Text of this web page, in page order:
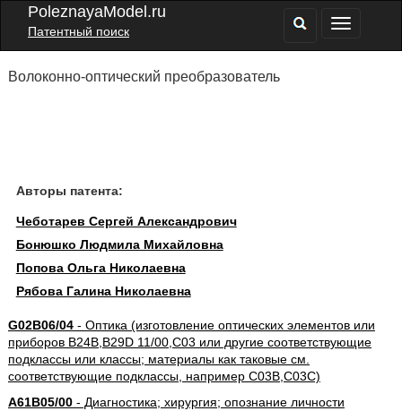
PoleznayaModel.ru
Патентный поиск
Волоконно-оптический преобразователь
Авторы патента:
Чеботарев Сергей Александрович
Бонюшко Людмила Михайловна
Попова Ольга Николаевна
Рябова Галина Николаевна
G02B06/04- Оптика (изготовление оптических элементов или
приборов B24B,B29D 11/00,C03 или другие соответствующие
подклассы или классы; материалы как таковые см.
соответствующие подклассы, например C03B,C03C)
A61B05/00- Диагностика; хирургия; опознание личности